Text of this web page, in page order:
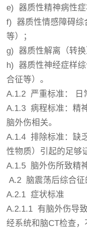
e) 器质性精神病性症
f) 器质性情感障碍综
等）；
g) 器质性解离（转换
h) 器质性神经症样
合征等）。
A.1.2 严重标准： 日
A.1.3 病程标准：精
脑外伤相关。
A.1.4 排除标准：缺
性物质）引起的足够
A.1.5 脑外伤所致精
A.2 脑震荡后综合征
A.2.1 症状标准
A.2.1.1 有脑外伤导
经系统和脑CT检查